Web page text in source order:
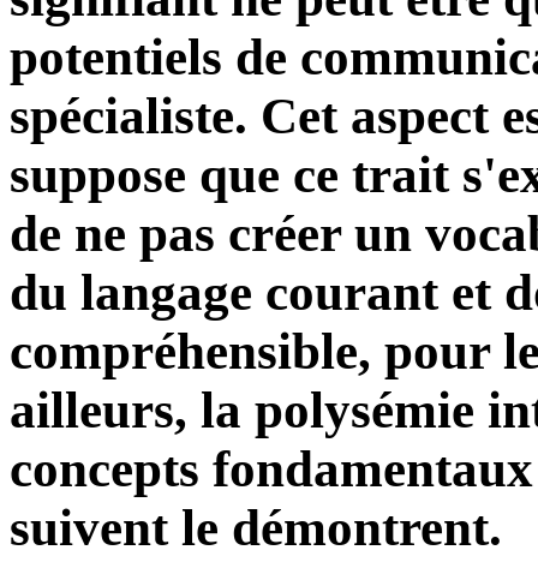
potentiels de
spécialiste. Cet aspect
suppose que ce trait
de ne pas créer un
du langage courant et
compréhensible, pour
ailleurs, la polysémie
concepts
suivent le démontrent.